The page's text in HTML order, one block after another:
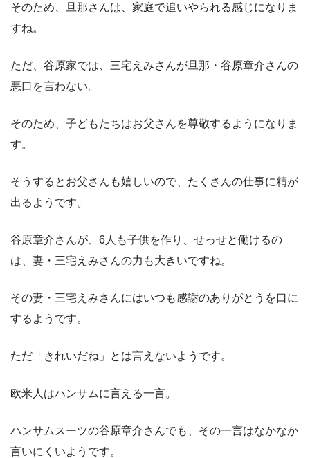
そのため、旦那さんは、家庭で追いやられる感じになりま
すね。
ただ、谷原家では、三宅えみさんが旦那・谷原章介さんの
悪口を言わない。
そのため、子どもたちはお父さんを尊敬するようになりま
す。
そうするとお父さんも嬉しいので、たくさんの仕事に精が
出るようです。
谷原章介さんが、6人も子供を作り、せっせと働けるの
は、妻・三宅えみさんの力も大きいですね。
その妻・三宅えみさんにはいつも感謝のありがとうを口に
するようです。
ただ「きれいだね」とは言えないようです。
欧米人はハンサムに言える一言。
ハンサムスーツの谷原章介さんでも、その一言はなかなか
言いにくいようです。